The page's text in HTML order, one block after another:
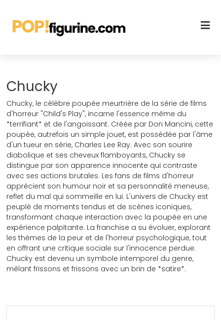
Chucky
Chucky, le célèbre poupée meurtrière de la série de films
d'horreur "Child's Play", incarne l'essence même du
*terrifiant* et de l'angoissant. Créée par Don Mancini, cette
poupée, autrefois un simple jouet, est possédée par l'âme
d'un tueur en série, Charles Lee Ray. Avec son sourire
diabolique et ses cheveux flamboyants, Chucky se
distingue par son apparence innocente qui contraste
avec ses actions brutales. Les fans de films d'horreur
apprécient son humour noir et sa personnalité meneuse,
reflet du mal qui sommeille en lui. L'univers de Chucky est
peuplé de moments tendus et de scènes iconiques,
transformant chaque interaction avec la poupée en une
expérience palpitante. La franchise a su évoluer, explorant
les thèmes de la peur et de l'horreur psychologique, tout
en offrant une critique sociale sur l'innocence perdue.
Chucky est devenu un symbole intemporel du genre,
mêlant frissons et frissons avec un brin de *satire*.